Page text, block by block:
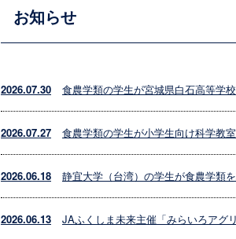
お知らせ
2026.07.30 食農学類の学生が宮城県白石高等学
2026.07.27 食農学類の学生が小学生向け科学教
2026.06.18 静宜大学（台湾）の学生が食農学類
2026.06.13 JAふくしま未来主催「みらいろアグ